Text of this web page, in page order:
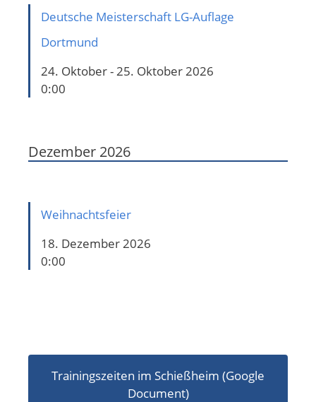
Deutsche Meisterschaft LG-Auflage
Dortmund
24. Oktober - 25. Oktober 2026
0:00
Dezember 2026
Weihnachtsfeier
18. Dezember 2026
0:00
Trainingszeiten im Schießheim (Google
Document)